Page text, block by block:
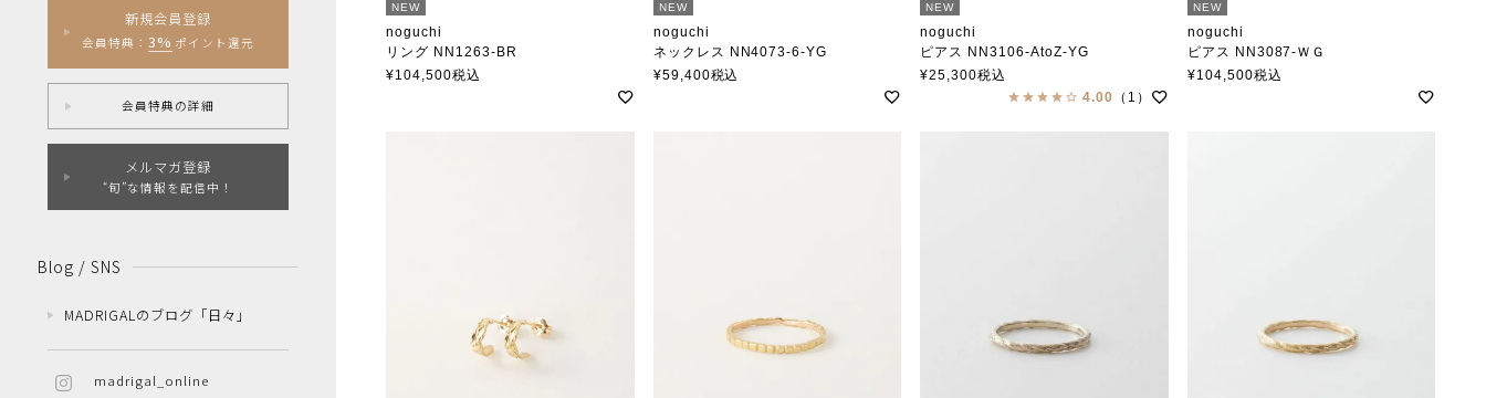
NEW
noguchi
リング NN1263-BR
ノグチ
¥104,500税込
NEW
noguchi
ネックレス NN4073-6-YG
ノグチ
¥59,400税込
NEW
noguchi
ピアス NN3106-AtoZ-YG
ノグチ
¥25,300税込
4.00 （1）
NEW
noguchi
ピアス NN3087-ＷＧ
ノグチ
¥104,500税込
新規会員登録
会員特典： 3% ポイント還元
会員特典の詳細
メルマガ登録
“旬”な情報を配信中！
Blog / SNS
MADRIGALのブログ「日々」
madrigal_online